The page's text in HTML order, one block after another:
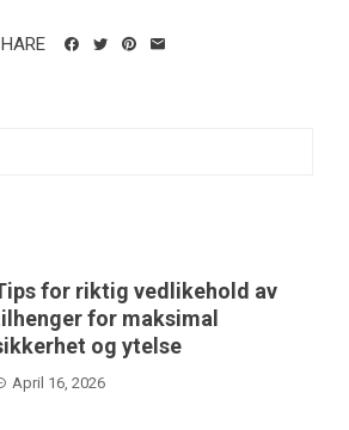
for riktig vedlikehold av
for maksimal
og ytelse
April 16, 2026